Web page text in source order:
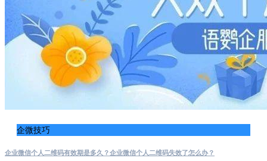
企微技巧
企业微信个人二维码有效期是多久？企业微信个人二维码失效了怎么办？